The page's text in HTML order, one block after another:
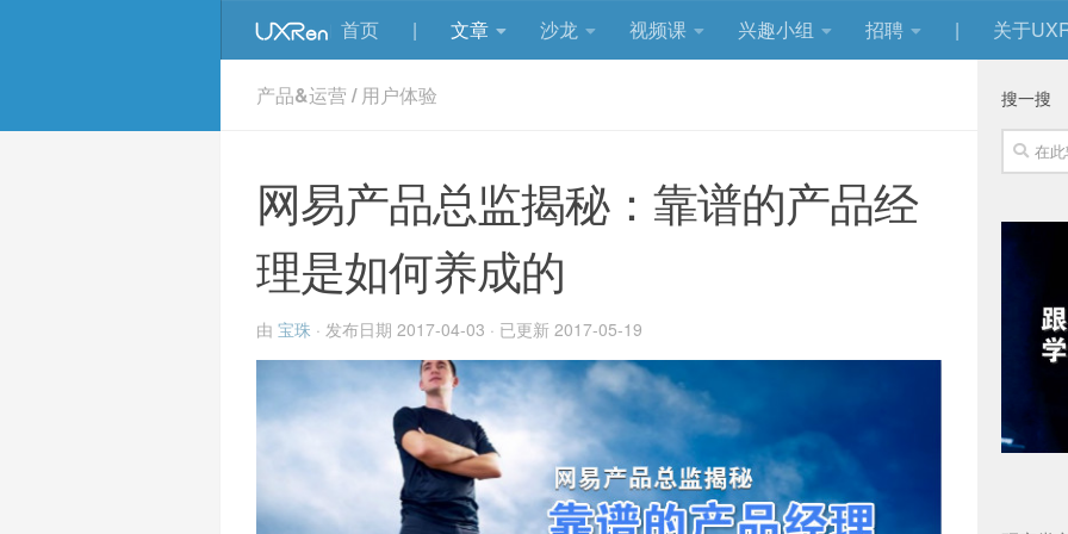
首页 | 文章 沙龙 视频课 兴趣小组 招聘 | 关于
产品&运营 / 用户体验
网易产品总监揭秘：靠谱的产品经
理是如何养成的
由 宝珠 · 发布日期 2017-04-03 · 已更新 2017-05-19
搜一搜